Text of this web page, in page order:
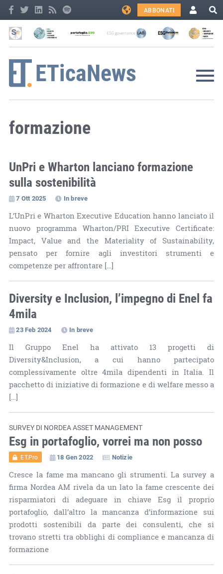
ABBONATI
formazione
UnPri e Wharton lanciano formazione
sulla sostenibilità
7 Ott 2025 In breve
L’UnPri e Wharton Executive Education hanno lanciato il
nuovo programma Wharton/PRI Executive Certificate:
Impact, Value and the Materiality of Sustainability,
pensato per fornire agli investitori strumenti e
competenze per affrontare […]
Diversity e Inclusion, l’impegno di Enel fa
4mila
23 Feb 2024 In breve
Il Gruppo Enel ha attivato 13 progetti di
Diversity&Inclusion, a cui hanno partecipato
complessivamente oltre 4mila dipendenti in Italia. Il
pacchetto di iniziative di formazione e di welfare messo a
[…]
SURVEY DI NORDEA ASSET MANAGEMENT
Esg in portafoglio, vorrei ma non posso
ET.Pro 18 Gen 2022 Notizie
Cresce la fame ma mancano gli strumenti. La survey a
firma Nordea AM rivela da un lato la fame crescente dei
risparmiatori di adeguare in chiave Esg il proprio
portafoglio, dall’altro la mancanza d’informazione sui
prodotti sostenibili da parte dei consulenti, che si
trovano stretti tra obblighi di compliance e mancanza di
formazione